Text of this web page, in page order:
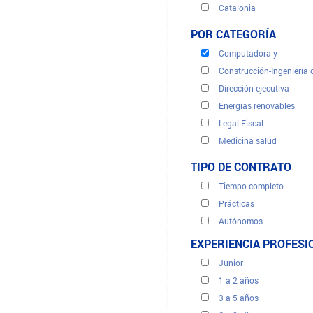
Catalonia
Community of Navarre
Madrid Region
POR CATEGORÍA
Comercio y distribución
Computadora y
Construcción-Ingeniería
Dirección ejecutiva
Energías renovables
Legal-Fiscal
Medicina salud
Traducciones
Turismo
Ventas y marketing
TIPO DE CONTRATO
Tiempo completo
Prácticas
Autónomos
Provisional
EXPERIENCIA
Junior
1 a 2 años
3 a 5 años